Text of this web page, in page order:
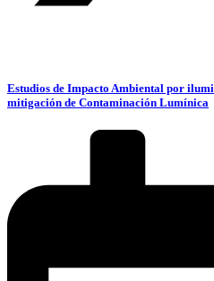
Estudios de Impacto Ambiental por
mitigación de Contaminación Lumínica